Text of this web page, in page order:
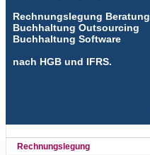
Rechnungslegung
Rechnungslegung Beratung
Buchhaltung Outsourcing
Buchhaltung Software
nach HGB und IFRS.